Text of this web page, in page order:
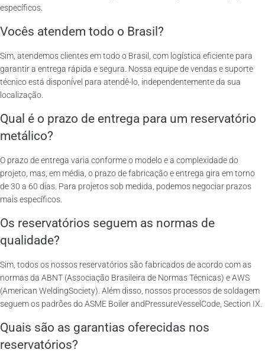
específicos.
Vocês atendem todo o Brasil?
Sim, atendemos clientes em todo o Brasil, com logística eficiente para
garantir a entrega rápida e segura. Nossa equipe de vendas e suporte
técnico está disponível para atendê-lo, independentemente da sua
localização.
Qual é o prazo de entrega para um reservatório
metálico?
O prazo de entrega varia conforme o modelo e a complexidade do
projeto, mas, em média, o prazo de fabricação e entrega gira em torno
de 30 a 60 dias. Para projetos sob medida, podemos negociar prazos
mais específicos.
Os reservatórios seguem as normas de
qualidade?
Sim, todos os nossos reservatórios são fabricados de acordo com as
normas da ABNT (Associação Brasileira de Normas Técnicas) e AWS
(American WeldingSociety). Além disso, nossos processos de soldagem
seguem os padrões do ASME Boiler andPressureVesselCode, Section IX.
Quais são as garantias oferecidas nos
reservatórios?